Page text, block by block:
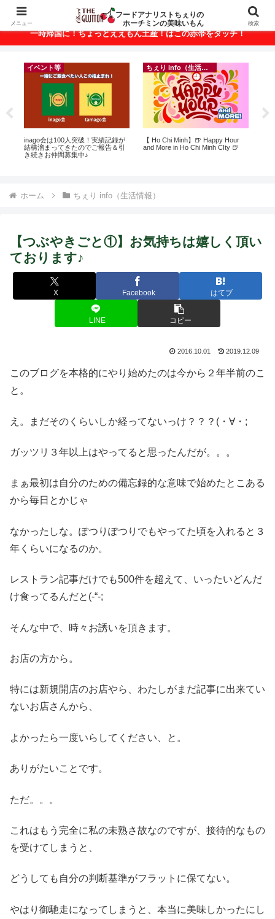
ベトナム・ホーチミンの美味いもんが満載！
一時帰国に！ちょっとええもん土産！はこの赤帯をタッチ！
イベント等
inago会は100人突破！実績記録が
結構溜まってきたのでご報告＆引
き続きお仲間募集中♪
ちぇり info（生活情報）
【 Ho Chi Minh】🍺 Happy Hour
and More in Ho Chi Minh CIty 🍺
ホーム ちぇり info（生活情報）
【つぶやきごと①】お気持ちは嬉しく頂い
ております♪
X Facebook はてブ
LINE コピー
2016.10.01 2019.12.09
このブログを本格的にやり始めたのは今から２年半前のこ
と。
え。まだそのくらいしか経ってないっけ？？？(・∀・;
ガッツリ３年以上はやってると思ったんだが。。。
まぁ最初は自分のための備忘録的な意味で始めたとこある
から毎日とかじゃ
なかったしな。ぽつりぽつりでもやってた頃を入れると３
年くらいになるのか。
レストラン記事だけでも500件を超えて、いったいどんだ
け食ってるんだと(-“-;
そんな中で、時々お誘いを頂きます。
お店の方から。
特には新規開店のお店やら、わたしがまだ記事に出来てい
ないお店さんから、
よかったら一度いらしてください、と。
ありがたいことです。
ただ。。。
これはもう完全に私の未熟さ故なのですが、接待的なもの
を受けてしまうと、
どうしても自分の判断基準がフラットに保てない。
やはり御馳走になってしまうと、本当に美味しかったにし
メニュー
フードアナリストちぇりの
ホーチミンの美味いもん
検索